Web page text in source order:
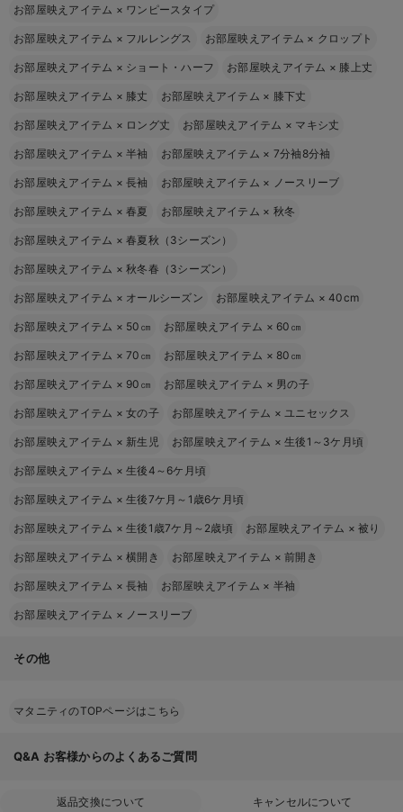
お部屋映えアイテム × ワンピースタイプ
お部屋映えアイテム × フルレングス お部屋映えアイテム × クロップト
お部屋映えアイテム × ショート・ハーフ お部屋映えアイテム × 膝上丈
お部屋映えアイテム × 膝丈 お部屋映えアイテム × 膝下丈
お部屋映えアイテム × ロング丈 お部屋映えアイテム × マキシ丈
お部屋映えアイテム ×半袖 お部屋映えアイテム × 7分袖8分袖
お部屋映えアイテム ×長袖 お部屋映えアイテム × ノースリーブ
お部屋映えアイテム ×春夏 お部屋映えアイテム × 秋冬
お部屋映えアイテム ×春夏秋（3シーズン）
お部屋映えアイテム ×秋冬春（3シーズン）
お部屋映えアイテム × オールシーズン お部屋映えアイテム ×40cm
お部屋映えアイテム × 50㎝ お部屋映えアイテム × 60㎝
お部屋映えアイテム ×70㎝ お部屋映えアイテム × 80㎝
お部屋映えアイテム × 90㎝ お部屋映えアイテム × 男の子
お部屋映えアイテム ×女の子 お部屋映えアイテム ×ユニセックス
お部屋映えアイテム × 新生児 お部屋映えアイテム ×生後1～3ケ月頃
お部屋映えアイテム ×生後4～6ケ月頃
お部屋映えアイテム ×生後7ケ月～1歳6ケ月頃
お部屋映えアイテム ×生後1歳7ケ月～2歳頃 お部屋映えアイテム ×被り
お部屋映えアイテム ×横開き お部屋映えアイテム ×前開き
お部屋映えアイテム ×長袖 お部屋映えアイテム × 半袖
お部屋映えアイテム × ノースリーブ
その他
マタニティのTOPページはこちら
Q&A お客様からのよくあるご質問
返品交換について
キャンセルについて